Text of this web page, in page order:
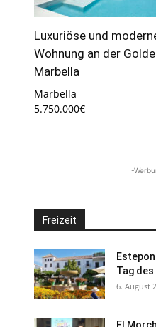
Luxuriöse und
Wohnung an der
Marbella
Marbella
5.750.000€
-
Freizeit
Tag
6. August